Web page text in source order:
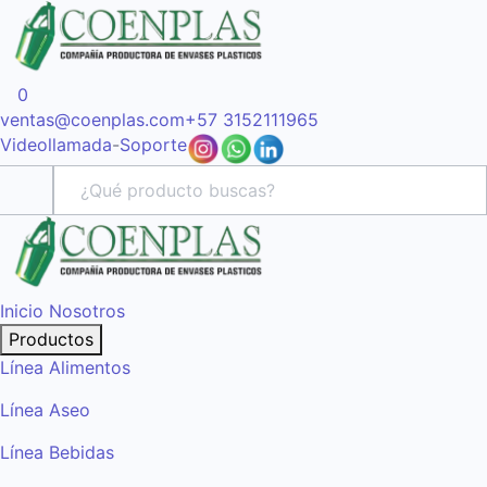
0
ventas@coenplas.com+57 3152111965
Videollamada-Soporte
Inicio Nosotros
Productos
Línea Alimentos
Línea Aseo
Línea Bebidas